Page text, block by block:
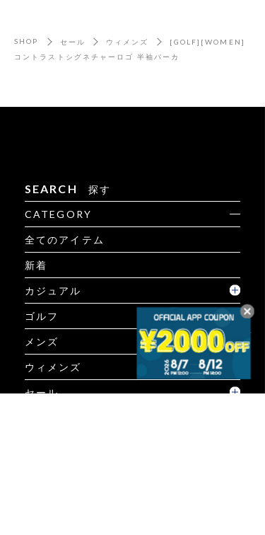
SHOP セール ウィメンズ
[GOLF][WOMEN]
コントラストシグネチャーロゴ 半袖パーカ
SEARCH 探す
CATEGORY
全てのアイテム
新着
カジュアル
ゴルフ
メンズ
ウィメンズ
セール